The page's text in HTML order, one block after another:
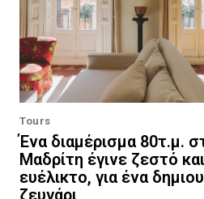
Tours
Ένα διαμέρισμα 80τ.μ.
Μαδρίτη έγινε ζεστό και
ευέλικτο, για ένα
ζευγάρι